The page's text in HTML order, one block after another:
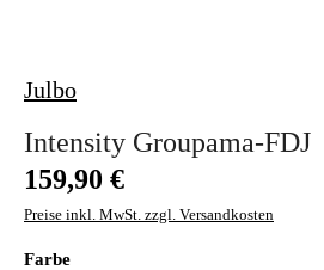
Julbo
Intensity Groupama-FDJ
Regulärer Preis:
159,90 €
Preise inkl. MwSt. zzgl. Versandkosten
Farbeauswählen